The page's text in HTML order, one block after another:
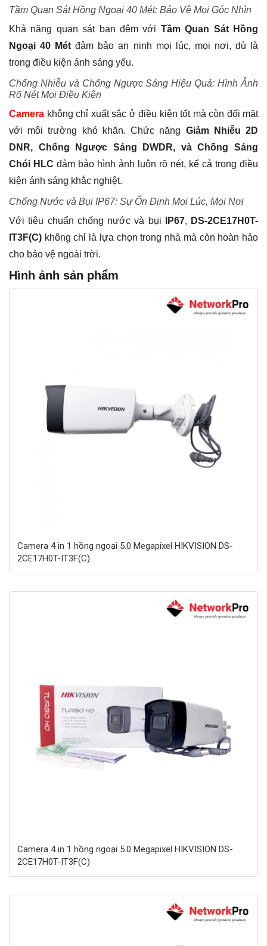
Tầm Quan Sát Hồng Ngoại 40 Mét: Bảo Vệ Mọi Góc Nhìn
Khả năng quan sát ban đêm với Tầm Quan Sát Hồng
Ngoại 40 Mét đảm bảo an ninh mọi lúc, mọi nơi, dù là
trong điều kiện ánh sáng yếu.
Chống Nhiễu và Chống Ngược Sáng Hiệu Quả: Hình Ảnh
Rõ Nét Mọi Điều Kiện
Camera không chỉ xuất sắc ở điều kiện tốt mà còn đối mặt
với môi trường khó khăn. Chức năng Giảm Nhiễu 2D
DNR, Chống Ngược Sáng DWDR, và Chống Sáng
Chói HLC đảm bảo hình ảnh luôn rõ nét, kể cả trong điều
kiện ánh sáng khắc nghiệt.
Chống Nước và Bụi IP67: Sự Ổn Định Mọi Lúc, Mọi Nơi
Với tiêu chuẩn chống nước và bụi
IP67, DS-2CE17H0T-
IT3F(C) không chỉ là lựa chọn trong nhà mà còn hoàn hảo
cho bảo vệ ngoài trời.
Hình ảnh sản phẩm
Camera 4 in 1 hồng ngoại 5.0 Megapixel HIKVISION DS-
2CE17H0T-IT3F(C)
Camera 4 in 1 hồng ngoại 5.0 Megapixel HIKVISION DS-
2CE17H0T-IT3F(C)